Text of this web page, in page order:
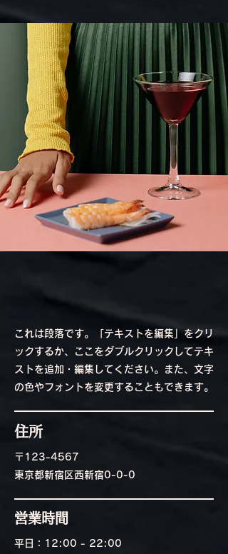
これは段落です。「テキストを編集」をクリ
ックするか、ここをダブルクリックしてテキ
ストを追加・編集してください。また、文字
の色やフォントを変更することもできます。
住所
〒123-4567
東京都新宿区西新宿0-0-0
営業時間
平日：12:00 - 22:00